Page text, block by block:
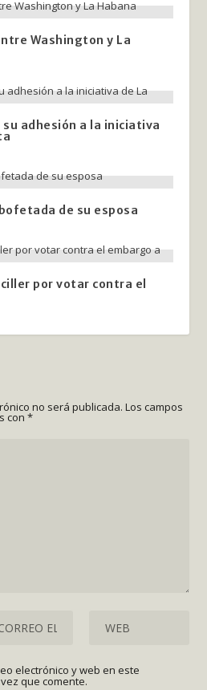
Washington y La
adhesión a la iniciativa
de su esposa
por votar contra el
no será publicada. Los campos
con*
electrónico y web en este
que comente.